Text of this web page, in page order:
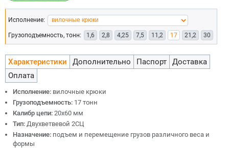
Исполнение:
Грузоподъемность, тонн: 1,6 2,8 4,25 7,5 11,2 17 21,2 30
Характеристики Дополнительно Паспорт
Доставка
Оплата
Исполнение: вилочные крюки
Грузоподъемность: 17 тонн
Калибр цепи: 20х60 мм
Тип: Двухветвевой 2СЦ
Назначение: подъем и перемещение грузов различного веса и
формы